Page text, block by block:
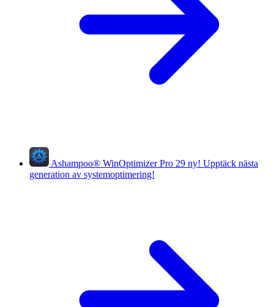
Ashampoo® WinOptimizer Pro 29 ny! Upptäck nästa
generation av systemoptimering!